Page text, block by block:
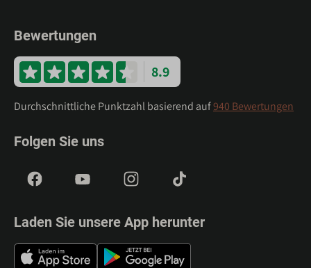
Bewertungen
8.9
Durchschnittliche Punktzahl basierend auf940 Bewertungen
Folgen Sie uns
Laden Sie unsere App herunter